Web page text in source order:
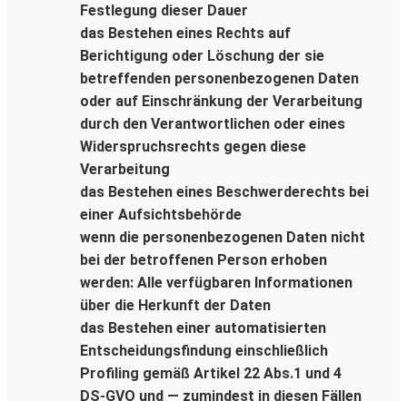
Festlegung dieser Dauer
das Bestehen eines Rechts auf
Berichtigung oder Löschung der sie
betreffenden personenbezogenen Daten
oder auf Einschränkung der Verarbeitung
durch den Verantwortlichen oder eines
Widerspruchsrechts gegen diese
Verarbeitung
das Bestehen eines Beschwerderechts bei
einer Aufsichtsbehörde
wenn die personenbezogenen Daten nicht
bei der betroffenen Person erhoben
werden: Alle verfügbaren Informationen
über die Herkunft der Daten
das Bestehen einer automatisierten
Entscheidungsfindung einschließlich
Profiling gemäß Artikel 22 Abs.1 und 4
DS-GVO und — zumindest in diesen Fällen